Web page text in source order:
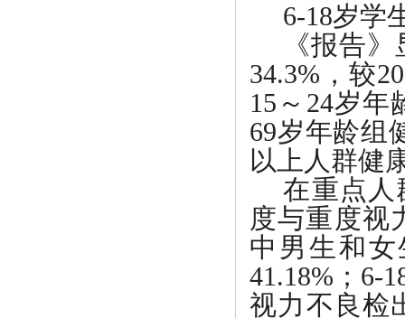
6-18岁学
《报告
34.3%，较
15～24岁年
69岁年龄组
以上人群健
在重点人
度与重度视
中男生和女
41.18%；6-
视力不良检